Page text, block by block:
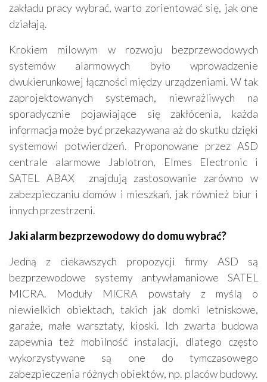
zakładu pracy wybrać, warto zorientować się, jak one
działają.
Krokiem milowym w rozwoju bezprzewodowych
systemów alarmowych było wprowadzenie
dwukierunkowej łączności między urządzeniami. W tak
zaprojektowanych systemach, niewrażliwych na
sporadycznie pojawiające się zakłócenia, każda
informacja może być przekazywana aż do skutku dzięki
systemowi potwierdzeń. Proponowane przez ASD
centrale alarmowe Jablotron, Elmes Electronic i
SATEL ABAX znajdują zastosowanie zarówno w
zabezpieczaniu domów i mieszkań, jak również biur i
innych przestrzeni.
Jaki alarm bezprzewodowy do domu wybrać?
Jedną z ciekawszych propozycji firmy ASD są
bezprzewodowe systemy antywłamaniowe SATEL
MICRA. Moduły MICRA powstały z myślą o
niewielkich obiektach, takich jak domki letniskowe,
garaże, małe warsztaty, kioski. Ich zwarta budowa
zapewnia też mobilność instalacji, dlatego często
wykorzystywane są one do tymczasowego
zabezpieczenia różnych obiektów, np. placów budowy.